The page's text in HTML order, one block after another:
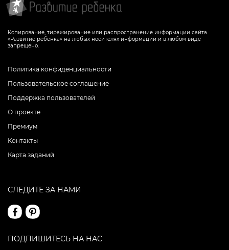
Копирование, тиражирование или распространение информации сайта
«Развитие ребенка» на любых носителях информации и в любом виде
запрещено.
Политика конфиденциальности
Пользовательское соглашение
Поддержка пользователей
О проекте
Премиум
Контакты
Карта заданий
СЛЕДИТЕ ЗА НАМИ
ПОДПИШИТЕСЬ НА НАС